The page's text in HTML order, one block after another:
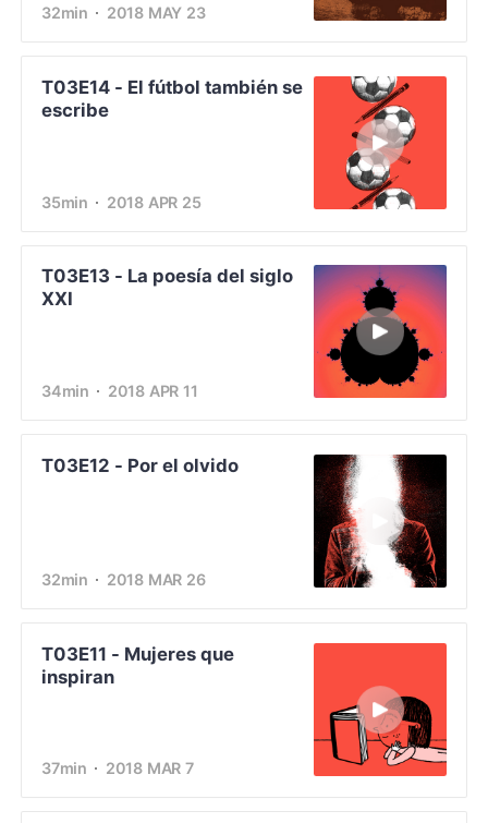
32min 2018 MAY 23
T03E14 - El fútbol también se
escribe
35min 2018 APR 25
T03E13 - La poesía del siglo
XXI
34min 2018 APR 11
T03E12 - Por el olvido
32min 2018 MAR 26
T03E11 - Mujeres que
inspiran
37min 2018 MAR 7